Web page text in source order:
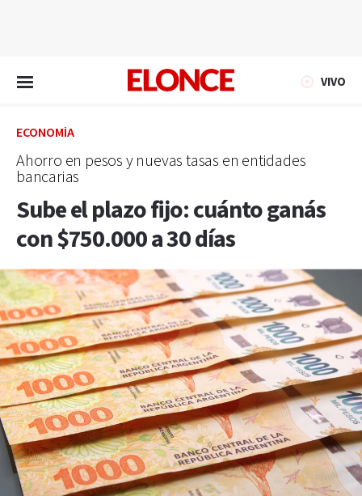
VIVO
ECONOMÍA
Ahorro en pesos y nuevas tasas en entidades
bancarias
Sube el plazo fijo: cuánto ganás
con $750.000 a 30 días